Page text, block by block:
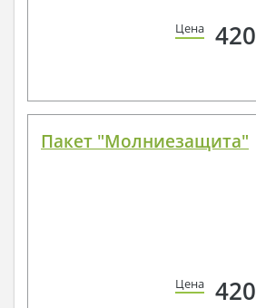
Цена 420
Пакет "Молниезащита"
Цена 420